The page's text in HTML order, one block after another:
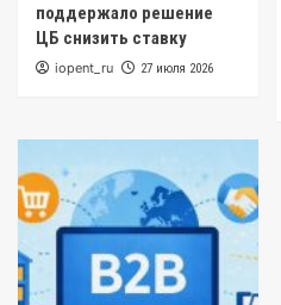
поддержало решение
ЦБ снизить ставку
iopent_ru 27 июля 2026